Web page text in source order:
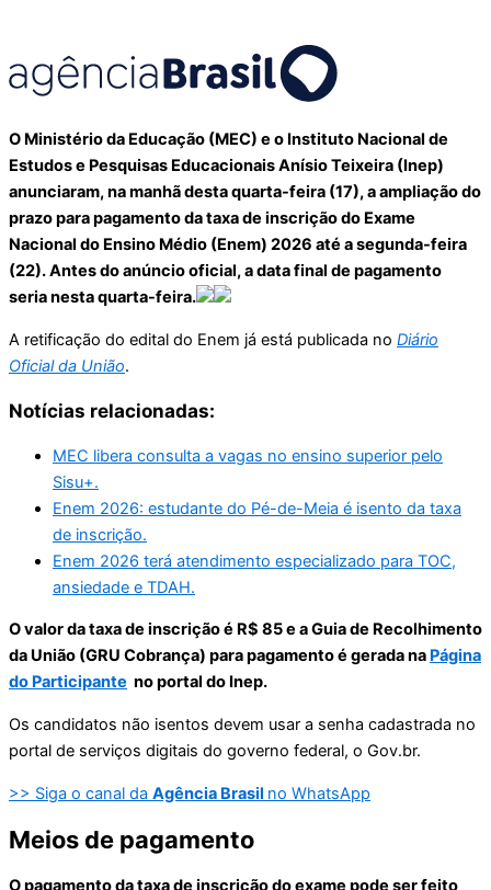
O Ministério da Educação (MEC) e o Instituto Nacional de
Estudos e Pesquisas Educacionais Anísio Teixeira (Inep)
anunciaram, na manhã desta quarta-feira (17), a ampliação do
prazo para pagamento da taxa de inscrição do Exame
Nacional do Ensino Médio (Enem) 2026 até a segunda-feira
(22). Antes do anúncio oficial, a data final de pagamento
seria nesta quarta-feira.
A retificação do edital do Enem já está publicada no Diário
Oficial da União.
Notícias relacionadas:
MEC libera consulta a vagas no ensino superior pelo
Sisu+.
Enem 2026: estudante do Pé-de-Meia é isento da taxa
de inscrição.
Enem 2026 terá atendimento especializado para TOC,
ansiedade e TDAH.
O valor da taxa de inscrição é R$ 85 e a Guia de Recolhimento
da União (GRU Cobrança) para pagamento é gerada na Página
do Participante no portal do Inep.
Os candidatos não isentos devem usar a senha cadastrada no
portal de serviços digitais do governo federal, o Gov.br.
>> Siga o canal da Agência Brasil no WhatsApp
Meios de pagamento
O pagamento da taxa de inscrição do exame pode ser feito